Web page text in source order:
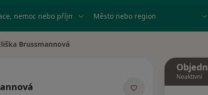
nemoc nebo příjmení Město nebo region
městaBrussmannová
Neaktivní